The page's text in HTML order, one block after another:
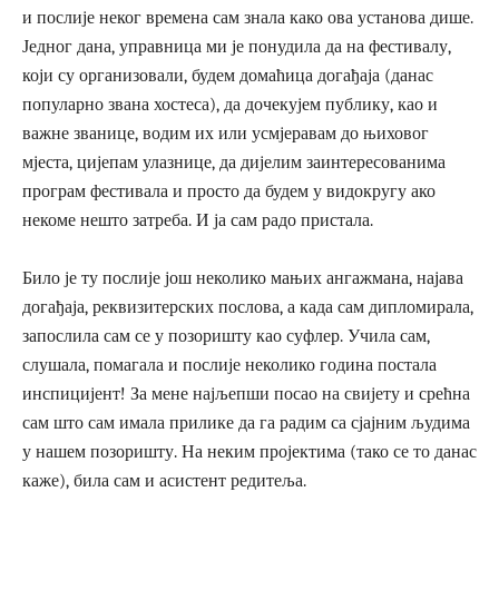
и послије неког времена сам знала како ова установа дише.
Једног дана, управница ми је понудила да на фестивалу,
који су организовали, будем домаћица догађаја (данас
популарно звана хостеса), да дочекујем публику, као и
важне званице, водим их или усмјеравам до њиховог
мјеста, цијепам улазнице, да дијелим заинтересованима
програм фестивала и просто да будем у видокругу ако
некоме нешто затреба. И ја сам радо пристала.
Било је ту послије још неколико мањих ангажмана, најава
догађаја, реквизитерских послова, а када сам дипломирала,
запослила сам се у позоришту као суфлер. Учила сам,
слушала, помагала и послије неколико година постала
инспицијент! За мене најљепши посао на свијету и срећна
сам што сам имала прилике да га радим са сјајним људима
у нашем позоришту. На неким пројектима (тако се то данас
каже), била сам и асистент редитеља.